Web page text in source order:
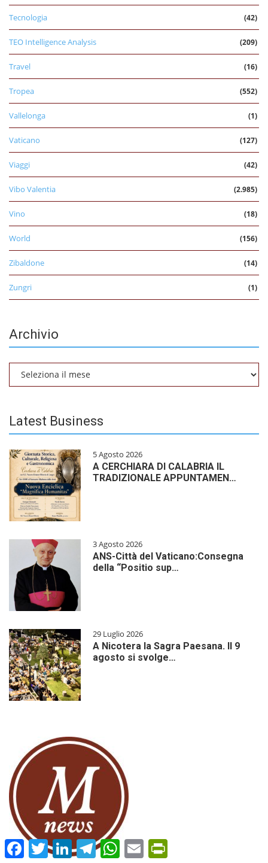
FacebookTwitter LinkedInTelegramWhatsAppEmail
Tecnologia (42)
TEO Intelligence Analysis (209)
Travel (16)
Tropea (552)
Vallelonga (1)
Vaticano (127)
Viaggi (42)
Vibo Valentia (2.985)
Vino (18)
World (156)
Zibaldone (14)
Zungri (1)
Archivio
Archivio
Latest Business
5 Agosto 2026
A CERCHIARA DI CALABRIA IL
TRADIZIONALE APPUNTAMEN…
3 Agosto 2026
ANS-Città del Vaticano:Consegna
della “Positio sup…
29 Luglio 2026
A Nicotera la Sagra Paesana. Il 9
agosto si svolge…